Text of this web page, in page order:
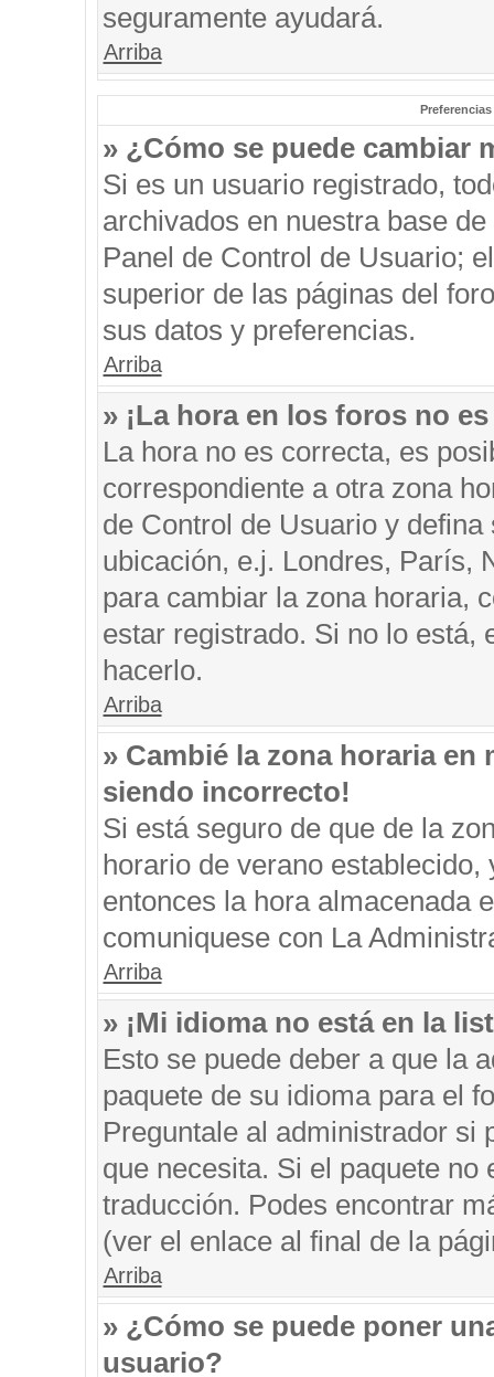
seguramente ayudará.
Arriba
» ¿Cómo se puede cambiar
Si es un usuario registrado,
archivados en nuestra base
Panel de Control de Usuario;
superior de las páginas del
sus datos y preferencias.
Arriba
» ¡La hora en los foros no
La hora no es correcta, es
correspondiente a otra zona
de Control de Usuario y
ubicación, e.j. Londres, París,
para cambiar la zona horaria,
estar registrado. Si no lo está,
hacerlo.
Arriba
» Cambié la zona horaria
siendo incorrecto!
Si está seguro de que de la
horario de verano
entonces la hora almacenada
comuniquese con La
Arriba
» ¡Mi idioma no está en la
Esto se puede deber a que la
paquete de su idioma para el
Preguntale al administrador si
que necesita. Si el paquete
traducción. Podes encontrar
(ver el enlace al final de la
Arriba
» ¿Cómo se puede poner
usuario?